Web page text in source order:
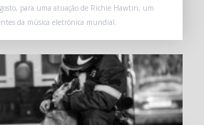
para uma atuação de Richie Hawtin, um
da música eletrónica mundial.